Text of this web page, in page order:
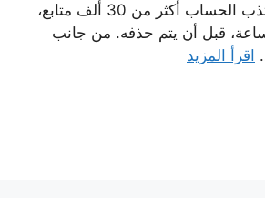
الجماهير.. فيما اجتذب الحساب أكثر من 30 ألف متابع،
أقل من 24 ساعة، قبل أن يتم حذفه. من جانب
اقرأ المزيد